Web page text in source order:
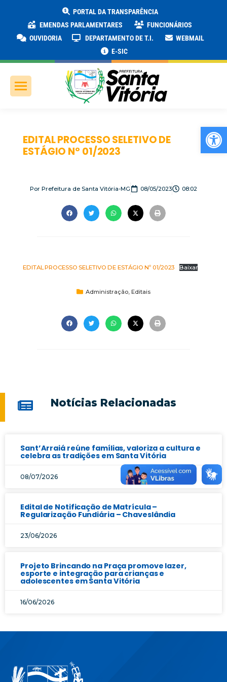
PORTAL DA TRANSPARÊNCIA
EMENDAS PARLAMENTARES
FUNCIONÁRIOS
OUVIDORIA
DEPARTAMENTO DE T.I.
WEBMAIL
E-SIC
EDITAL PROCESSO SELETIVO DE
ESTÁGIO Nº 01/2023
Por Prefeitura de Santa Vitória-MG 08/05/2023 08:02
EDITAL PROCESSO SELETIVO DE ESTÁGIO Nº 01/2023 Baixar
Administração Editais
Notícias Relacionadas
Sant’Arraiá reúne famílias, valoriza a cultura e
celebra as tradições em Santa Vitória
08/07/2026
Edital de Notificação de Matrícula –
Regularização Fundiária – Chaveslândia
23/06/2026
Projeto Brincando na Praça promove lazer,
esporte e integração para crianças e
adolescentes em Santa Vitória
16/06/2026